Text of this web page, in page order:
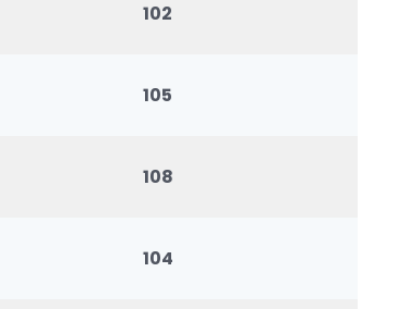
102
105
108
104